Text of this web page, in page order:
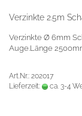
Verzinkte 2.5m
Verzinkte Ø 6mm
Auge.Länge
Art.Nr.: 202017
Lieferzeit:
ca. 3-4